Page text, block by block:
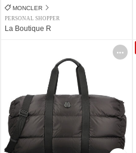
MONCLER
PERSONAL SHOPPER
La Boutique R